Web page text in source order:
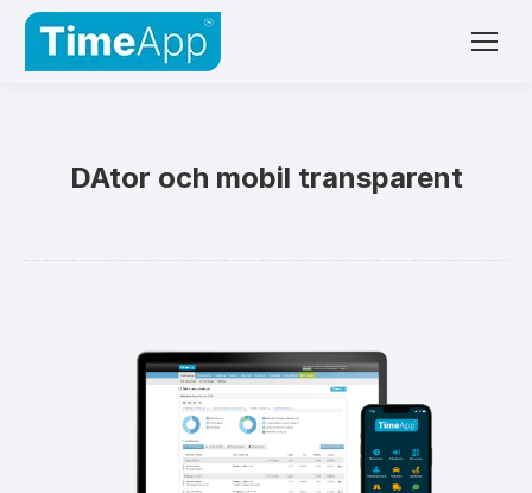
DAtor och mobil transparent